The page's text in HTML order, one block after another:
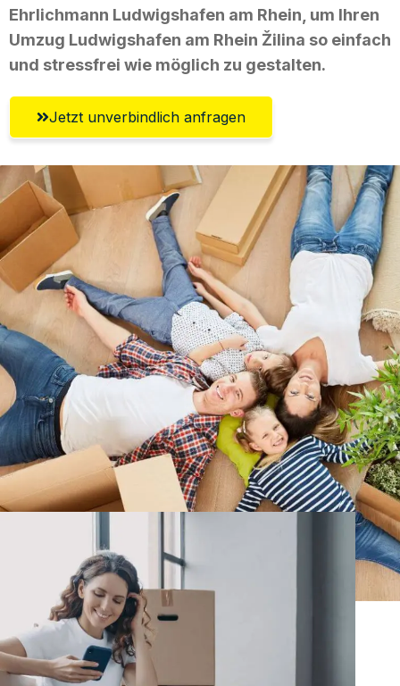
Ehrlichmann Ludwigshafen am Rhein, um Ihren
Umzug Ludwigshafen am Rhein Žilina so einfach
und stressfrei wie möglich zu gestalten.
Jetzt unverbindlich anfragen